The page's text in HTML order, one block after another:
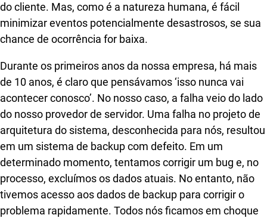
do cliente. Mas, como é a natureza humana, é fácil
minimizar eventos potencialmente desastrosos, se sua
chance de ocorrência for baixa.
Durante os primeiros anos da nossa empresa, há mais
de 10 anos, é claro que pensávamos ‘isso nunca vai
acontecer conosco’. No nosso caso, a falha veio do lado
do nosso provedor de servidor. Uma falha no projeto de
arquitetura do sistema, desconhecida para nós, resultou
em um sistema de backup com defeito. Em um
determinado momento, tentamos corrigir um bug e, no
processo, excluímos os dados atuais. No entanto, não
tivemos acesso aos dados de backup para corrigir o
problema rapidamente. Todos nós ficamos em choque